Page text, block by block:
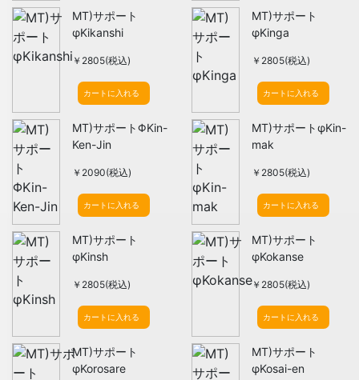
MT)サポート
φKikanshi
￥2805(税込)
カートに入れる
MT)サポート
φKinga
￥2805(税込)
カートに入れる
MT)サポートΦKin-
Ken-Jin
￥2090(税込)
カートに入れる
MT)サポートφKin-
mak
￥2805(税込)
カートに入れる
MT)サポート
φKinsh
￥2805(税込)
カートに入れる
MT)サポート
φKokanse
￥2805(税込)
カートに入れる
MT)サポート
φKorosare
MT)サポート
φKosai-en